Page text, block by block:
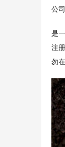
公司
是
注
勿